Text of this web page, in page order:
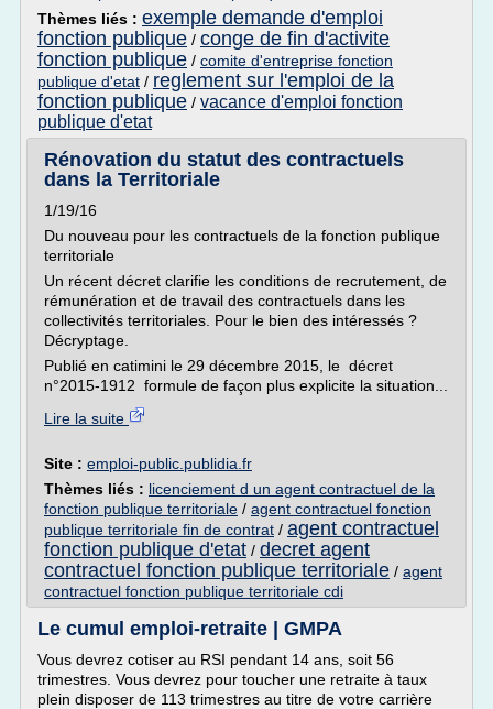
Thèmes liés : exemple demande d'emploi
fonction publique / conge de fin d'activite
fonction publique / comite d'entreprise fonction
publique d'etat / reglement sur l'emploi de la
fonction publique / vacance d'emploi fonction
publique d'etat
Rénovation du statut des contractuels
dans la Territoriale
1/19/16
Du nouveau pour les contractuels de la fonction publique
territoriale
Un récent décret clarifie les conditions de recrutement, de
rémunération et de travail des contractuels dans les
collectivités territoriales. Pour le bien des intéressés ?
Décryptage.
Publié en catimini le 29 décembre 2015, le décret
n°2015-1912 formule de façon plus explicite la situation...
Lire la suite
Site : emploi-public.publidia.fr
Thèmes liés : licenciement d un agent contractuel de la
fonction publique territoriale / agent contractuel fonction
publique territoriale fin de contrat / agent contractuel
fonction publique d'etat / decret agent
contractuel fonction publique territoriale / agent
contractuel fonction publique territoriale cdi
Le cumul emploi-retraite | GMPA
Vous devrez cotiser au RSI pendant 14 ans, soit 56
trimestres. Vous devrez pour toucher une retraite à taux
plein disposer de 113 trimestres au titre de votre carrière